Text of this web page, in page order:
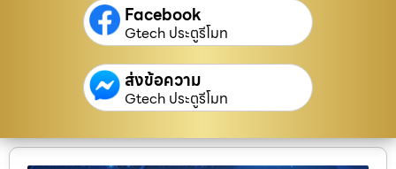
Facebook
Gtech ประตูรีโมท
ส่งข้อความ
Gtech ประตูรีโมท